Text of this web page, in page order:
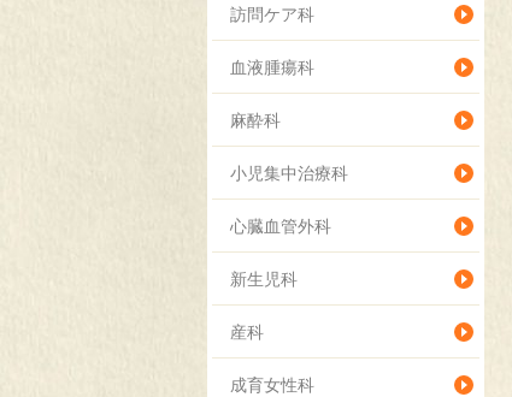
訪問ケア科
血液腫瘍科
麻酔科
小児集中治療科
心臓血管外科
新生児科
産科
成育女性科